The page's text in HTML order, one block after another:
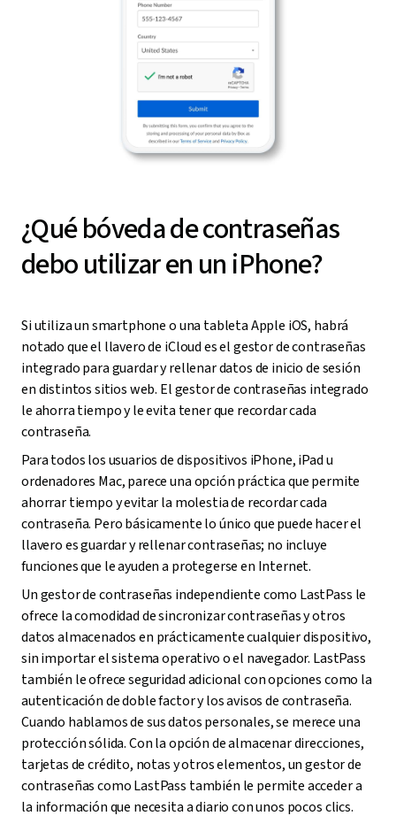
¿Qué bóveda de contraseñas
debo utilizar en un iPhone?
Si utiliza un smartphone o una tableta Apple iOS, habrá
notado que el llavero de iCloud es el gestor de contraseñas
integrado para guardar y rellenar datos de inicio de sesión
en distintos sitios web. El gestor de contraseñas integrado
le ahorra tiempo y le evita tener que recordar cada
contraseña.
Para todos los usuarios de dispositivos iPhone, iPad u
ordenadores Mac, parece una opción práctica que permite
ahorrar tiempo y evitar la molestia de recordar cada
contraseña. Pero básicamente lo único que puede hacer el
llavero es guardar y rellenar contraseñas; no incluye
funciones que le ayuden a protegerse en Internet.
Un gestor de contraseñas independiente como LastPass le
ofrece la comodidad de sincronizar contraseñas y otros
datos almacenados en prácticamente cualquier dispositivo,
sin importar el sistema operativo o el navegador. LastPass
también le ofrece seguridad adicional con opciones como la
autenticación de doble factor y los avisos de contraseña.
Cuando hablamos de sus datos personales, se merece una
protección sólida. Con la opción de almacenar direcciones,
tarjetas de crédito, notas y otros elementos, un gestor de
contraseñas como LastPass también le permite acceder a
la información que necesita a diario con unos pocos clics.